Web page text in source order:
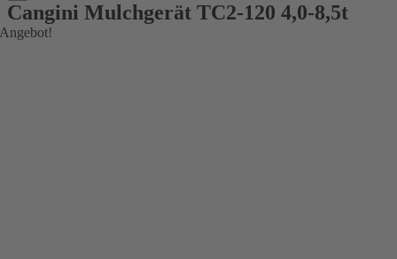
Cangini Mulchgerät TC2-120 4,0-8,5t
Angebot!